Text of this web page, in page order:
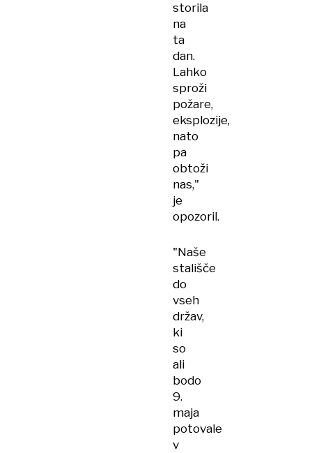
storila
na
ta
dan.
Lahko
sproži
požare,
eksplozije,
nato
pa
obtoži
nas,"
je
opozoril.
"Naše
stališče
do
vseh
držav,
ki
so
ali
bodo
9.
maja
potovale
v